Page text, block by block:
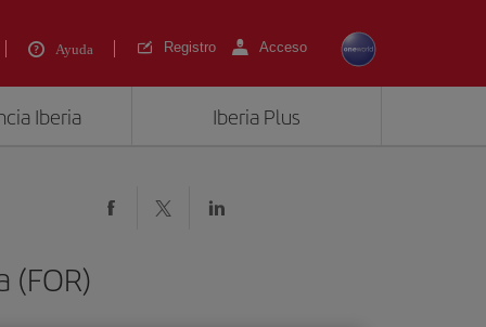
Ayuda Registro Acceso
Iberia Iberia Plus